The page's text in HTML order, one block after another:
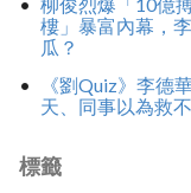
柳俊烈爆「10億
樓」暴富內幕，
瓜？
《劉Quiz》李德
天、同事以為救
標籤